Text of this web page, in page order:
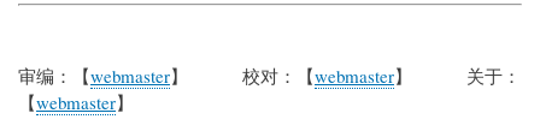
审编：【webmaster】 校对：【webmaster】 关于：
【webmaster】